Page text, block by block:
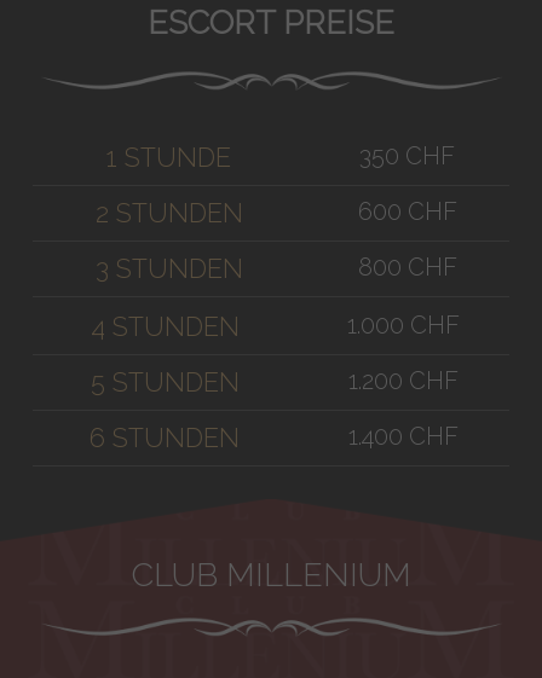
ESCORT PREISE
1 STUNDE 350 CHF
2 STUNDEN 600 CHF
3 STUNDEN 800 CHF
4 STUNDEN 1.000 CHF
5 STUNDEN 1.200 CHF
6 STUNDEN 1.400 CHF
CLUB MILLENIUM